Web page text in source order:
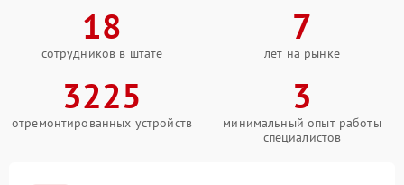
18
сотрудников в штате
7
лет на рынке
3225
отремонтированных устройств
3
минимальный опыт работы
специалистов